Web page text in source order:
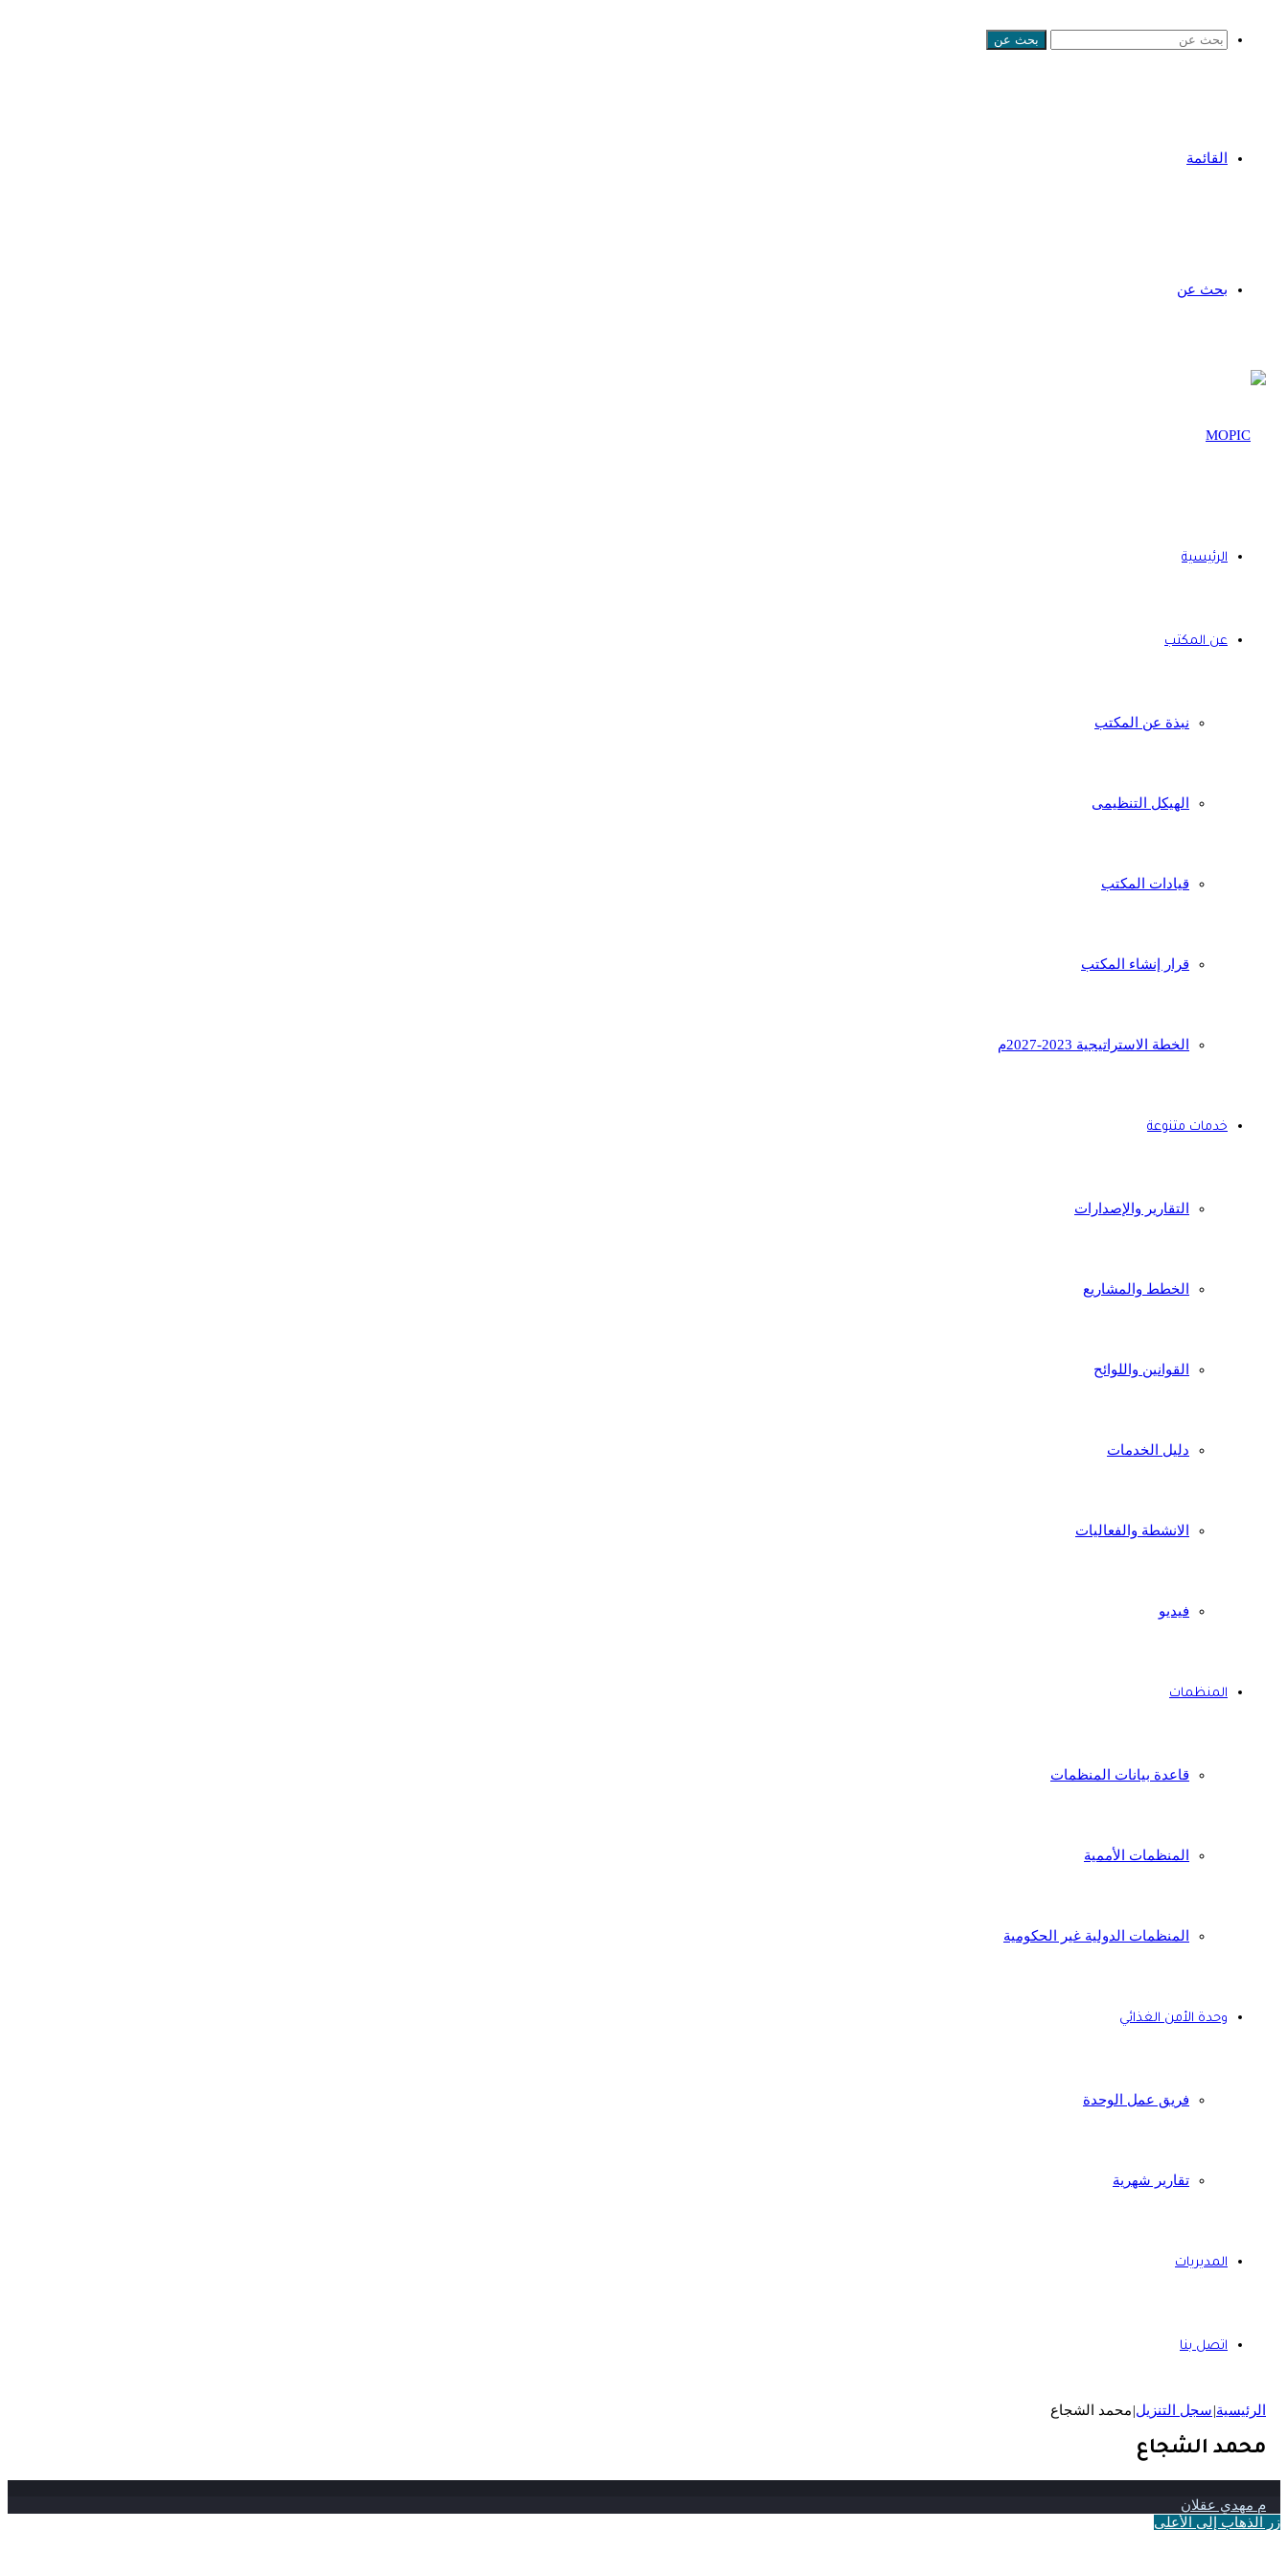
بحث عن
القائمة
بحث عن
الرئيسية
عن المكتب
نبذة عن المكتب
الهيكل التنظيمى
قيادات المكتب
قرار إنشاء المكتب
الخطة الاستراتيجية 2023-2027م
خدمات متنوعة
التقارير والإصدارات
الخطط والمشاريع
القوانين واللوائح
دليل الخدمات
الانشطة والفعاليات
فيديو
المنظمات
قاعدة بيانات المنظمات
المنظمات الأممية
المنظمات الدولية غير الحكومية
وحدة الأمن الغذائي
فريق عمل الوحدة
تقارير شهرية
المديريات
اتصل بنا
الرئيسية|سجل التنزيل|محمد الشجاع
محمد الشجاع
م مهدي عقلان
زر الذهاب إلى الأعلى